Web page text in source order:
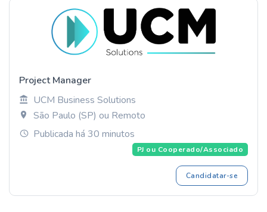
Project Manager
UCM Business Solutions
São Paulo (SP) ou Remoto
Publicada há 30 minutos
PJ ou Cooperado/Associado
Candidatar-se